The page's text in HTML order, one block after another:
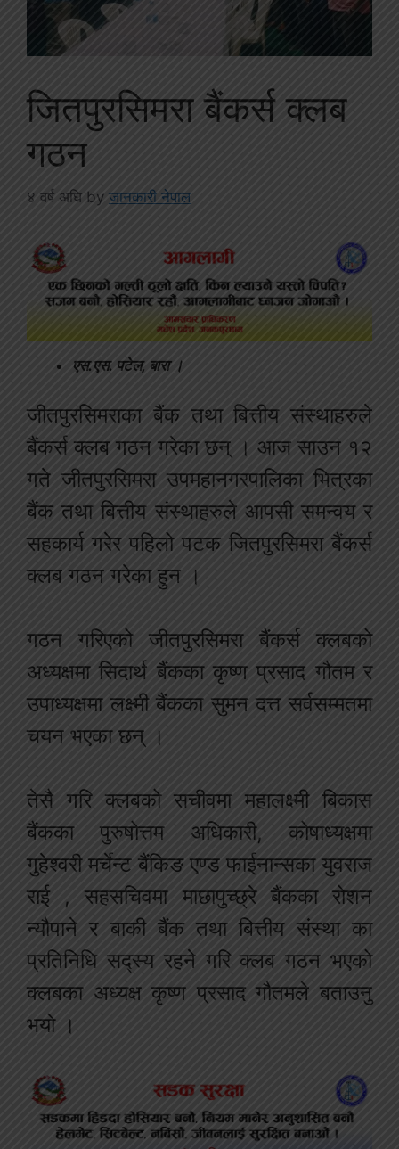
जितपुरसिमरा बैंकर्स क्लब
गठन
४ वर्ष अघि by जानकारी नेपाल
एस.एस. पटेल, बारा ।
जीतपुरसिमराका बैंक तथा बित्तीय संस्थाहरुले
बैंकर्स क्लब गठन गरेका छन् । आज साउन १२
गते जीतपुरसिमरा उपमहानगरपालिका भित्रका
बैंक तथा बित्तीय संस्थाहरुले आपसी समन्वय र
सहकार्य गरेर पहिलो पटक जितपुरसिमरा बैंकर्स
क्लब गठन गरेका हुन ।
गठन गरिएको जीतपुरसिमरा बैंकर्स क्लबको
अध्यक्षमा सिदार्थ बैंकका कृष्ण प्रसाद गौतम र
उपाध्यक्षमा लक्ष्मी बैंकका सुमन दत्त सर्वसम्मतमा
चयन भएका छन् ।
तेसै गरि क्लबको सचीवमा महालक्ष्मी बिकास
बैंकका पुरुषोत्तम अधिकारी, कोषाध्यक्षमा
गुहेश्वरी मर्चेन्ट बैंकिङ एण्ड फाईनान्सका युवराज
राई , सहसचिवमा माछापुच्छ्रे बैंकका रोशन
न्यौपाने र बाकी बैंक तथा बित्तीय संस्था का
प्रतिनिधि सद्स्य रहने गरि क्लब गठन भएको
क्लबका अध्यक्ष कृष्ण प्रसाद गौतमले बताउनु
भयो ।